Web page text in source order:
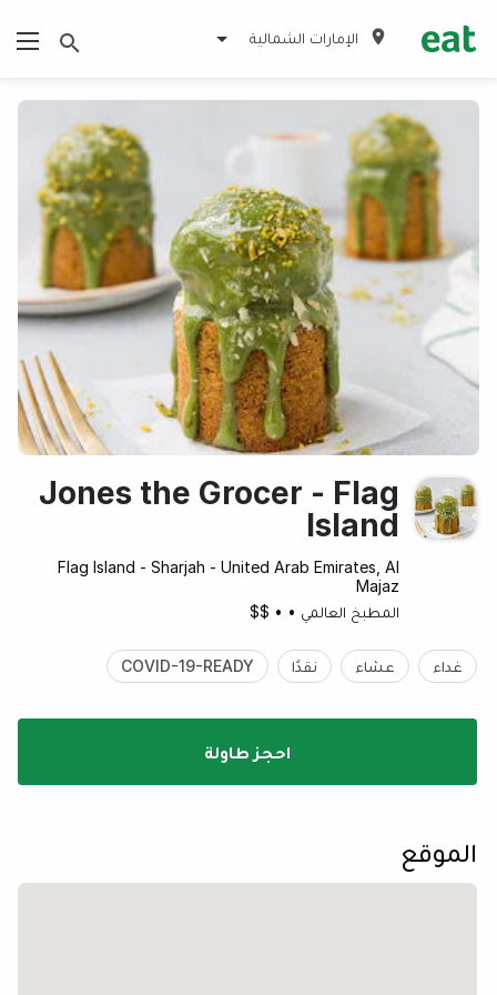
الإمارات الشمالية
Jones the Grocer - Flag
Island
Flag Island - Sharjah - United Arab Emirates, Al
Majaz
المطبخ العالمي •
•
$$
غداء عشاء نقدًا COVID-19-READY
احجز طاولة
الموقع